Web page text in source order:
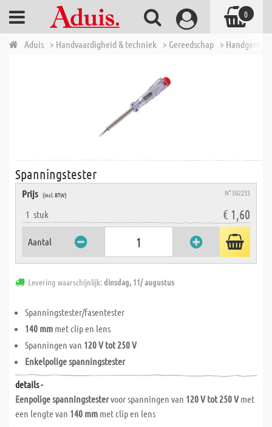
Aduis > Handvaardigheid & techniek > Gereedschap >
Spanningstester
Prijs (incl. BTW) N° 502233
1 stuk € 1,60
Aantal
Levering waarschijnlijk:dinsdag, 11/ augustus
Spanningstester/fasentester
140 mm met clip en lens
Spanningen van 120 V tot 250 V
Enkelpolige spanningstester
details -
Eenpolige spanningstestervoor spanningen van 120 V tot 250 Vmet
een lengte van 140 mm met clip en lens
0